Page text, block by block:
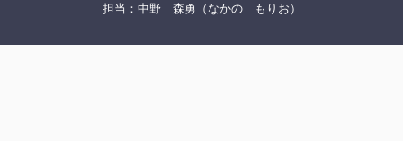
担当：中野 森勇（なかの もりお）